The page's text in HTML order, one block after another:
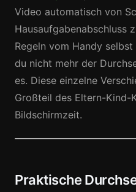
Video automatisch von
Hausaufgabenabschluss
Regeln vom Handy
du nicht mehr der
es. Diese einzelne
Großteil des Eltern-Kind-
Bildschirmzeit.
Praktische